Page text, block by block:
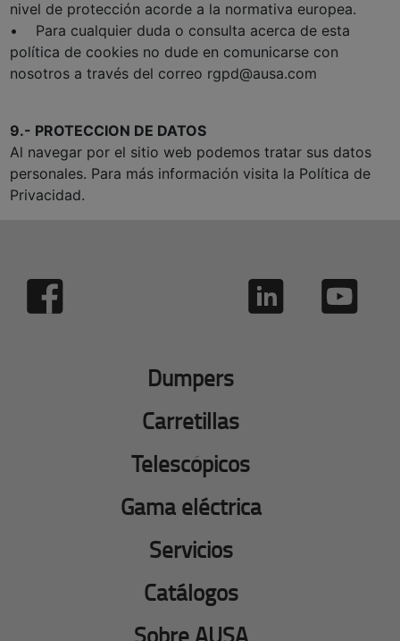
nivel de protección acorde a la normativa europea.
• Para cualquier duda o consulta acerca de esta
política de cookies no dude en comunicarse con
nosotros a través del correo rgpd@ausa.com
9.- PROTECCION DE DATOS
Al navegar por el sitio web podemos tratar sus datos
personales. Para más información visita la Política de
Privacidad.
Dumpers
Carretillas
Telescópicos
Gama eléctrica
Servicios
Catálogos